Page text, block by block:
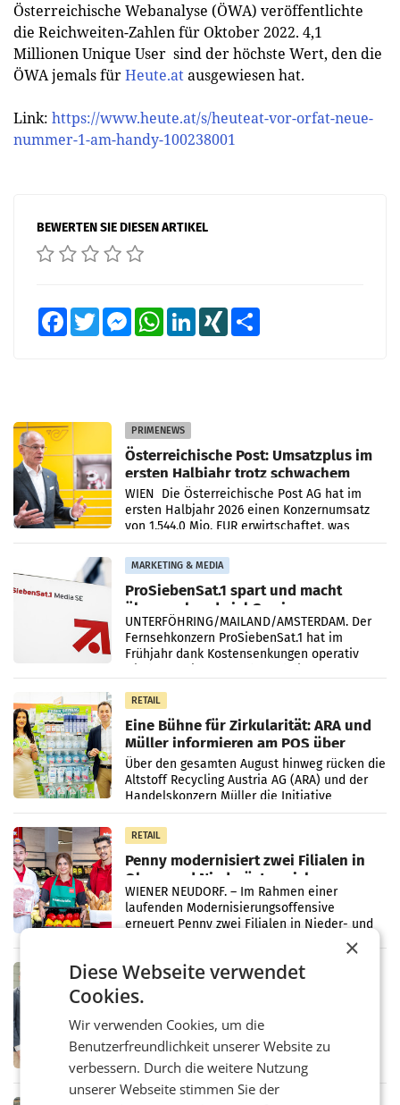
Österreichische Webanalyse (ÖWA) veröffentlichte
die Reichweiten-Zahlen für Oktober 2022. 4,1
Millionen Unique User sind der höchste Wert, den die
ÖWA jemals fürHeute.atausgewiesen hat.
Link: https://www.heute.at/s/heuteat-vor-orfat-neue-
nummer-1-am-handy-100238001
BEWERTEN SIE DIESEN ARTIKEL
FacebookTwitter MessengerWhatsAppLinkedInXING
PRIMENEWS
Österreichische Post: Umsatzplus im
ersten Halbjahr trotz schwachem
Briefgeschäft
WIEN Die Österreichische Post AG hat im
ersten Halbjahr 2026 einen Konzernumsatz
von 1.544,0 Mio. EUR erwirtschaftet, was
einem Plus von 3,8 Prozent gegenüber dem
Vergleichszeitraum
MARKETING & MEDIA
ProSiebenSat.1 spart und macht
überraschend viel Gewinn
UNTERFÖHRING/MAILAND/AMSTERDAM. Der
Fernsehkonzern ProSiebenSat.1 hat im
Frühjahr dank Kostensenkungen operativ
RETAIL
Eine Bühne für Zirkularität: ARA und
Müller informieren am POS über
Kreislauffähigkeit
Über den gesamten August hinweg rücken die
Altstoff Recycling Austria AG (ARA) und der
Handelskonzern Müller die Initiative
„Kreislauf-Helden“ in allen österreichischen
Müller-Filialen
RETAIL
Penny modernisiert zwei Filialen in
Ober- und Niederösterreich
WIENER NEUDORF. – Im Rahmen einer
laufenden Modernisierungsoffensive
erneuert Penny zwei Filialen in Nieder- und
Oberösterreich. Die beiden Standorte liegen
RETAIL
Alles bereit für den Wechsel: Jürgen
WIENER NEUDORF. – Die geplante
Zusammenarbeit zwischen Adeg und dem
Vorarlberger Kaufmann Jürgen Albrecht ist
kartellrechtlich freigegeben: Die
Bundeswettbewerbsbehörde und der
×
Diese Webseite verwendet
Cookies.
Wir verwenden Cookies, um die
Benutzerfreundlichkeit unserer Website zu
verbessern. Durch die weitere Nutzung
unserer Webseite stimmen Sie der